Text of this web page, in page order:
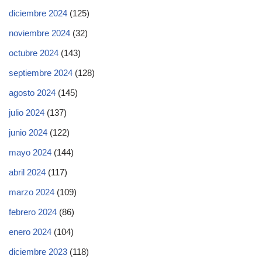
diciembre 2024 (125)
noviembre 2024 (32)
octubre 2024 (143)
septiembre 2024 (128)
agosto 2024 (145)
julio 2024 (137)
junio 2024 (122)
mayo 2024 (144)
abril 2024 (117)
marzo 2024 (109)
febrero 2024 (86)
enero 2024 (104)
diciembre 2023 (118)